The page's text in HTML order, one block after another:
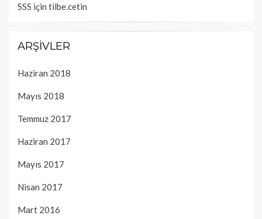
SSS için tilbe.cetin
ARŞIVLER
Haziran 2018
Mayıs 2018
Temmuz 2017
Haziran 2017
Mayıs 2017
Nisan 2017
Mart 2016